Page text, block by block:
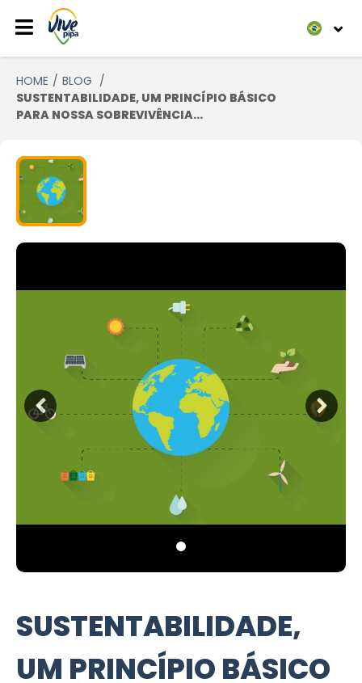
HOME
BLOG
SUSTENTABILIDADE, UM PRINCÍPIO BÁSICO
PARA NOSSA SOBREVIVÊNCIA...
SUSTENTABILIDADE,
UM PRINCÍPIO BÁSICO